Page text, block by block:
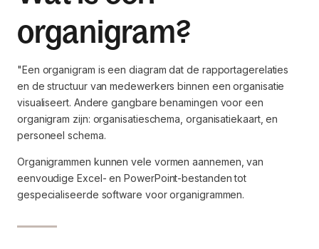
organigram?
"Een organigram is een diagram dat de rapportagerelaties
en de structuur van medewerkers binnen een organisatie
visualiseert. Andere gangbare benamingen voor een
organigram zijn: organisatieschema, organisatiekaart, en
personeel schema.
Organigrammen kunnen vele vormen aannemen, van
eenvoudige Excel- en PowerPoint-bestanden tot
gespecialiseerde software voor organigrammen.